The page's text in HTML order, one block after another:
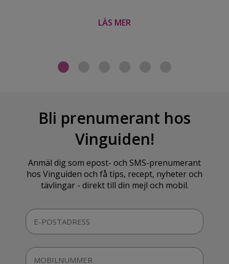
LÄS MER
Bli prenumerant hos
Vinguiden!
Anmäl dig som epost- och SMS-prenumerant
hos Vinguiden och få tips, recept, nyheter och
tävlingar - direkt till din mejl och mobil.